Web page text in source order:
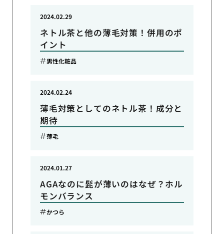
ネトル茶と他の薄毛対策！併用のポ
イント
2024.02.29
男性化粧品
薄毛対策としてのネトル茶！成分と
期待
2024.02.24
薄毛
AGAなのに髭が薄いのはなぜ？ホル
モンバランス
2024.01.27
かつら